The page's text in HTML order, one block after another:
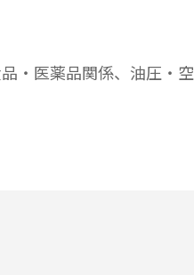
・医薬品関係、油圧・空